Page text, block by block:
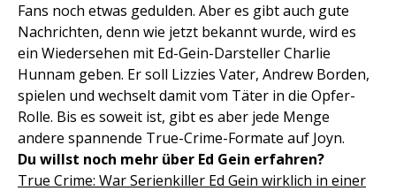
Fans noch etwas gedulden. Aber es gibt auch gute
Nachrichten, denn wie jetzt bekannt wurde, wird es
ein Wiedersehen mit Ed-Gein-Darsteller Charlie
Hunnam geben. Er soll Lizzies Vater, Andrew Borden,
spielen und wechselt damit vom Täter in die Opfer-
Rolle. Bis es soweit ist, gibt es aber jede Menge
andere spannende True-Crime-Formate auf Joyn.
Du willst noch mehr über Ed Gein erfahren?
True Crime: War Serienkiller Ed Gein wirklich in einer